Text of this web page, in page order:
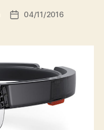
Post04/11/2016